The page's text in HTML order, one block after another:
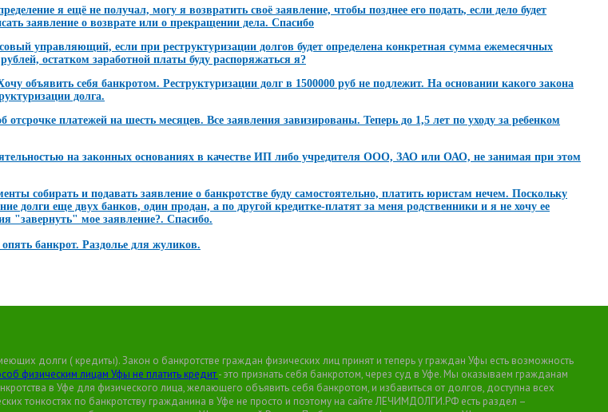
я ещё не получал, могу я возвратить своё заявление, чтобы позднее его подать, если дело будет
заявление о возврате или о прекращении дела. Спасибо
управляющий, если при реструктуризации долгов будет определена конкретная сумма ежемесячных
остатком заработной платы буду распоряжаться я?
объявить себя банкротом. Реструктуризации долг в 1500000 руб не подлежит. На основании какого закона
долга.
платежей на шесть месяцев. Все заявления завизированы. Теперь до 1,5 лет по уходу за ребенком
на законных основаниях в качестве ИП либо учредителя ООО, ЗАО или ОАО, не занимая при этом
собирать и подавать заявление о банкротстве буду самостоятельно, платить юристам нечем. Поскольку
долги еще двух банков, один продан, а по другой кредитке-платят за меня родственники и я не хочу ее
"завернуть" мое заявление?. Спасибо.
банкрот. Раздолье для жуликов.
долги ( кредиты). Закон о банкротстве граждан физических лиц принят и теперь у граждан Уфы есть возможность
физическим лицам Уфы не платить кредит- это признать себя банкротом, через суд в Уфе. Мы оказываем гражданам
в Уфе для физического лица, желающего объявить себя банкротом, и избавиться от долгов, доступна всех
тонкостях по банкротству гражданина в Уфе не просто и поэтому на сайте ЛЕЧИМДОЛГИ.РФ есть раздел –